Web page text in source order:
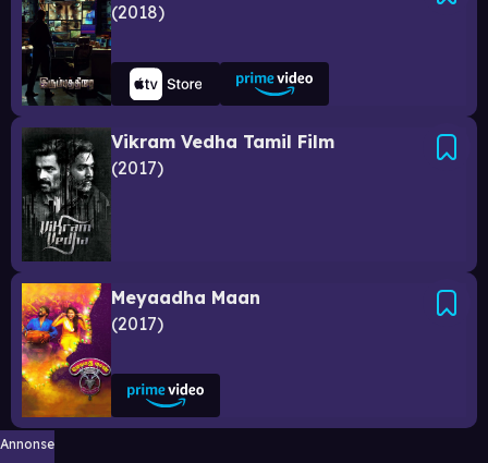
2018
Vikram Vedha Tamil Film
2017
Meyaadha Maan
2017
Annonse